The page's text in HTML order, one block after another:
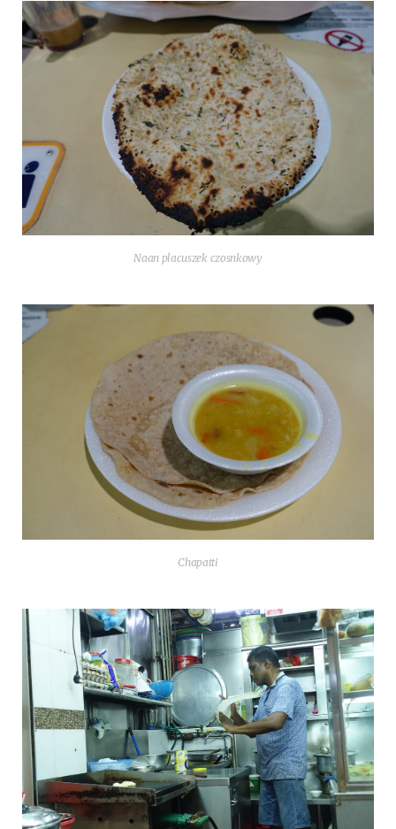
Naan pla­cu­szek czosnkowy
Cha­pat­ti